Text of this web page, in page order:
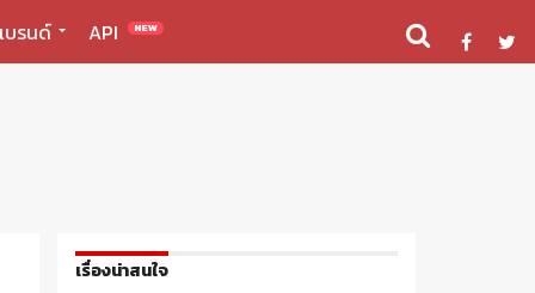
บรนด์ API NEW
เรื่องน่าสนใจ